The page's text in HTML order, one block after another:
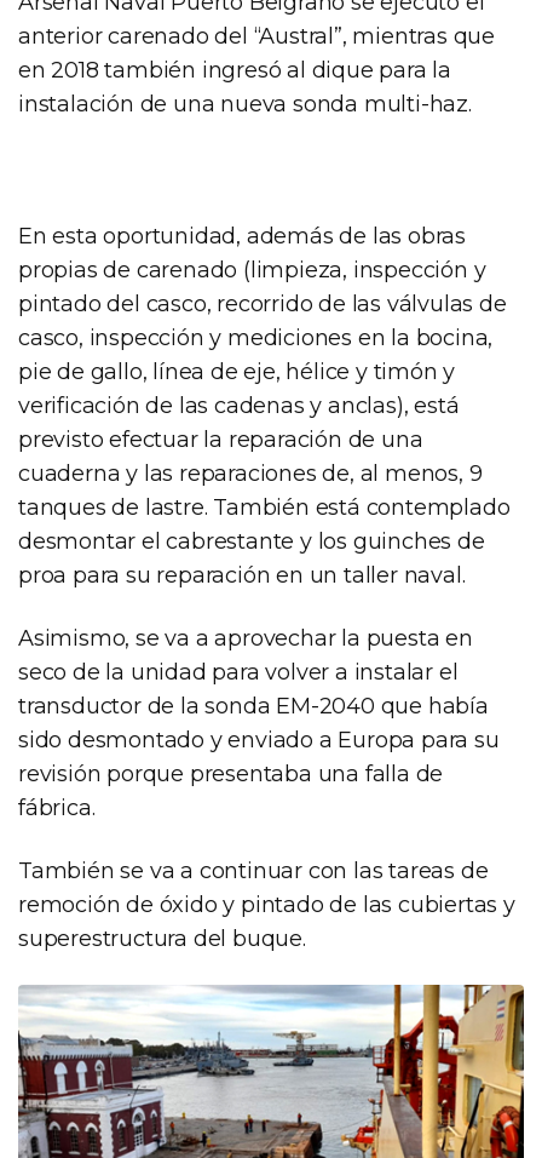
anterior carenado del “Austral”, mientras que
en 2018 también ingresó al dique para la
instalación de una nueva sonda multi-haz.
En esta oportunidad, además de las obras
propias de carenado (limpieza, inspección y
pintado del casco, recorrido de las válvulas de
casco, inspección y mediciones en la bocina,
pie de gallo, línea de eje, hélice y timón y
verificación de las cadenas y anclas), está
previsto efectuar la reparación de una
cuaderna y las reparaciones de, al menos, 9
tanques de lastre. También está contemplado
desmontar el cabrestante y los guinches de
proa para su reparación en un taller naval.
Asimismo, se va a aprovechar la puesta en
seco de la unidad para volver a instalar el
transductor de la sonda EM-2040 que había
sido desmontado y enviado a Europa para su
revisión porque presentaba una falla de
fábrica.
También se va a continuar con las tareas de
remoción de óxido y pintado de las cubiertas y
superestructura del buque.